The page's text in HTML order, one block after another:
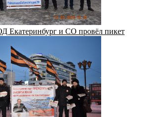
Екатеринбург и СО провёл пикет